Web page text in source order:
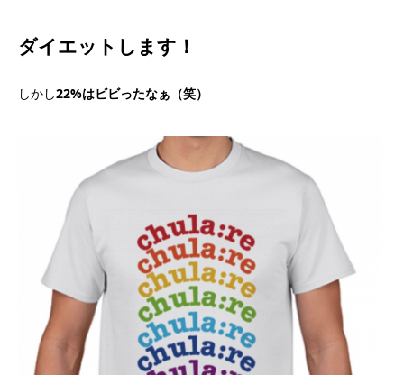
ダイエットします！
しかし22%はビビったなぁ（笑）